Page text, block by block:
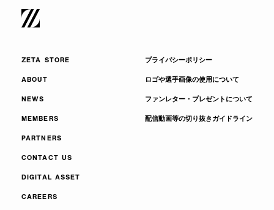
ZETA STORE
ABOUT
NEWS
MEMBERS
PARTNERS
CONTACT US
DIGITAL ASSET
CAREERS
プライバシーポリシー
ロゴや選手画像の使用について
ファンレター・プレゼントについて
配信動画等の切り抜きガイドライン